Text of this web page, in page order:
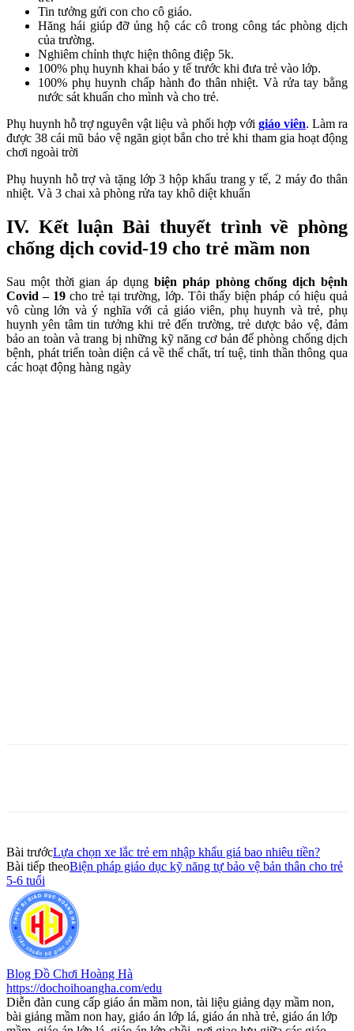
Tin tưởng gửi con cho cô giáo.
Hăng hái giúp đỡ ủng hộ các cô trong công tác phòng dịch
của trường.
Nghiêm chỉnh thực hiện thông điệp 5k.
100% phụ huynh khai báo y tế trước khi đưa trẻ vào lớp.
100% phụ huynh chấp hành đo thân nhiệt. Và rửa tay bằng
nước sát khuẩn cho mình và cho trẻ.
Phụ huynh hỗ trợ nguyên vật liệu và phối hợp với giáo viên. Làm ra
được 38 cái mũ bảo vệ ngăn giọt bắn cho trẻ khi tham gia hoạt động
chơi ngoài trời
Phụ huynh hỗ trợ và tặng lớp 3 hộp khẩu trang y tế, 2 máy đo thân
nhiệt. Và 3 chai xà phòng rửa tay khô diệt khuẩn
IV. Kết luận Bài thuyết trình về phòng
chống dịch covid-19 cho trẻ mầm non
Sau một thời gian áp dụng biện pháp phòng chống dịch bệnh
Covid – 19 cho trẻ tại trường, lớp. Tôi thấy biện pháp có hiệu quả
vô cùng lớn và ý nghĩa với cả giáo viên, phụ huynh và trẻ, phụ
huynh yên tâm tin tưởng khi trẻ đến trường, trẻ dược bảo vệ, đảm
bảo an toàn và trang bị những kỹ năng cơ bản để phòng chống dịch
bệnh, phát triển toàn diện cả về thể chất, trí tuệ, tinh thần thông qua
các hoạt động hàng ngày
Bài trướcLựa chọn xe lắc trẻ em nhập khẩu giá bao nhiêu tiền?
Bài tiếp theoBiện pháp giáo dục kỹ năng tự bảo vệ bản thân cho trẻ
5-6 tuổi
Blog Đồ Chơi Hoàng Hà
https://dochoihoangha.com/edu
Diễn đàn cung cấp giáo án mầm non, tài liệu giảng dạy mầm non,
bài giảng mầm non hay, giáo án lớp lá, giáo án nhà trẻ, giáo án lớp